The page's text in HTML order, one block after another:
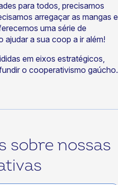
para todos, precisamos
arregaçar as mangas e
uma série de
ajudar a sua coop a ir além!
em eixos estratégicos,
o cooperativismo gaúcho.
sobre nossas